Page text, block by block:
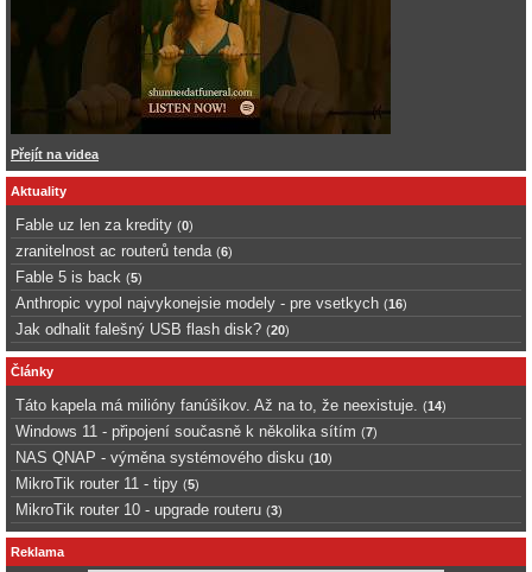
Přejít na videa
Aktuality
Fable uz len za kredity (0)
zranitelnost ac routerů tenda (6)
Fable 5 is back (5)
Anthropic vypol najvykonejsie modely - pre vsetkych (16)
Jak odhalit falešný USB flash disk? (20)
Články
Táto kapela má milióny fanúšikov. Až na to, že neexistuje. (14)
Windows 11 - připojení současně k několika sítím (7)
NAS QNAP - výměna systémového disku (10)
MikroTik router 11 - tipy (5)
MikroTik router 10 - upgrade routeru (3)
Reklama